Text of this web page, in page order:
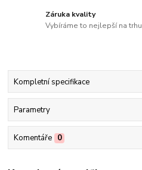
Záruka kvality
Vybíráme to nejlepší na trhu
Kompletní specifikace
Parametry
Komentáře 0